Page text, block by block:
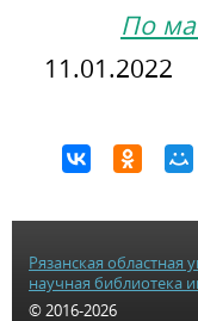
По
11.01.2022
Рязанская областная
научная библиотека
© 2016-2026